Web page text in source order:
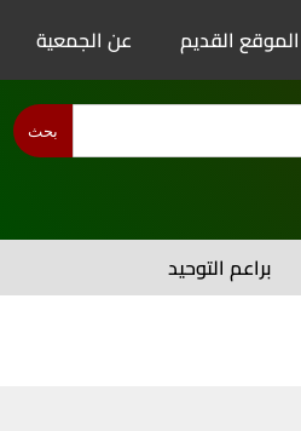
الموقع القديم عن الجمعية
بحث
براعم التوحيد